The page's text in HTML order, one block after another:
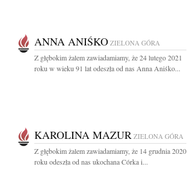
ANNA ANIŚKO ZIELONA GÓRA
Z głębokim żalem zawiadamiamy, że 24 lutego 2021
roku w wieku 91 lat odeszła od nas Anna Aniśko...
KAROLINA MAZUR ZIELONA GÓRA
Z głębokim żalem zawiadamiamy, że 14 grudnia 2020
roku odeszła od nas ukochana Córka i...